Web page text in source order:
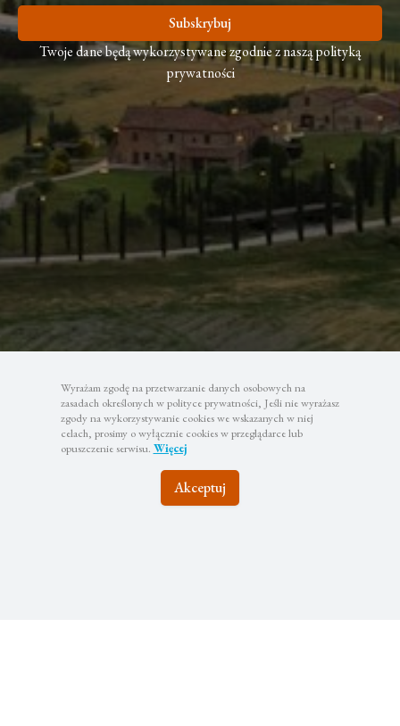
Wyrażam zgodę na przetwarzanie danych osobowych na
zasadach określonych w polityce prywatności, Jeśli nie wyrażasz
zgody na wykorzystywanie cookies we wskazanych w niej
celach, prosimy o wyłącznie cookies w przeglądarce lub
opuszczenie serwisu. Więcej
Akceptuj
Subskrybuj
Twoje dane będą wykorzystywane zgodnie z naszą polityką
prywatności